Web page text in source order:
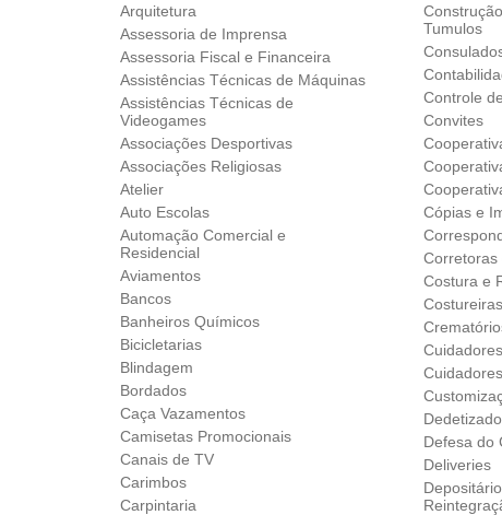
Arquitetura
Assessoria de Imprensa
Assessoria Fiscal e Financeira
Assistências Técnicas de Máquinas
Assistências Técnicas de
Videogames
Associações Desportivas
Associações Religiosas
Atelier
Auto Escolas
Automação Comercial e
Residencial
Aviamentos
Bancos
Banheiros Químicos
Bicicletarias
Blindagem
Bordados
Caça Vazamentos
Camisetas Promocionais
Canais de TV
Carimbos
Carpintaria
Tumulos
Controle
Convites
Cópias e
Corretoras
Costura e
Costureiras
Defesa do
Deliveries